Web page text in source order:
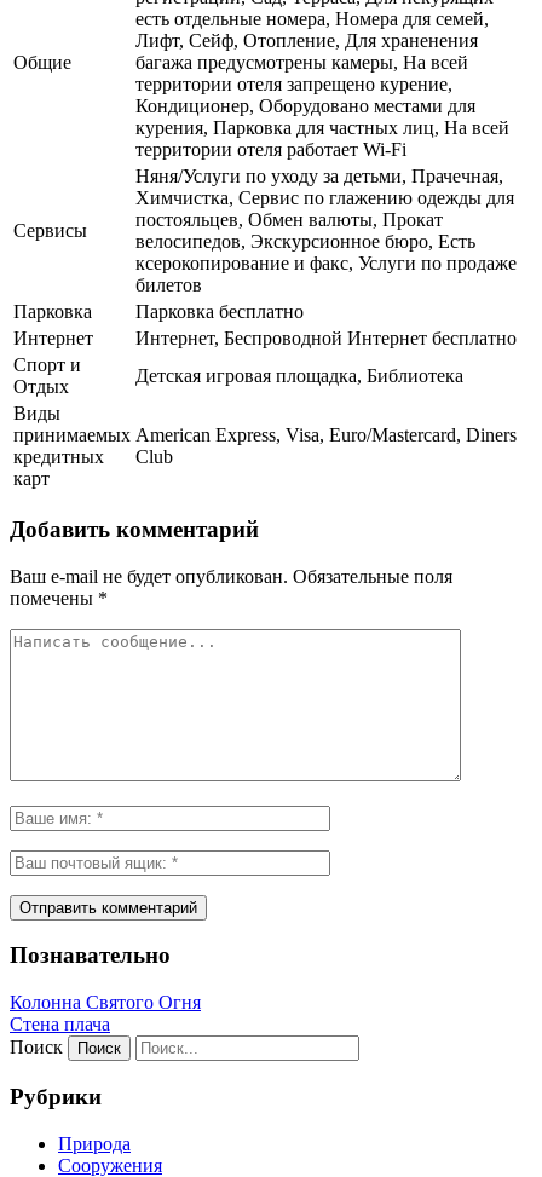
Общие
есть отдельные номера, Номера для семей,
Лифт, Сейф, Отопление, Для храненения
багажа предусмотрены камеры, На всей
территории отеля запрещено курение,
Кондиционер, Оборудовано местами для
курения, Парковка для частных лиц, На всей
территории отеля работает Wi-Fi
Сервисы
Няня/Услуги по уходу за детьми, Прачечная,
Химчистка, Сервис по глажению одежды для
постояльцев, Обмен валюты, Прокат
велосипедов, Экскурсионное бюро, Есть
ксерокопирование и факс, Услуги по продаже
билетов
Парковка
Парковка бесплатно
Интернет
Интернет, Беспроводной Интернет бесплатно
Спорт и
Отдых
Детская игровая площадка, Библиотека
Виды
принимаемых
кредитных
карт
American Express, Visa, Euro/Mastercard, Diners
Club
Добавить комментарий
Ваш e-mail не будет опубликован. Обязательные поля
помечены *
Познавательно
Колонна Святого Огня
Стена плача
Поиск
Рубрики
Природа
Сооружения